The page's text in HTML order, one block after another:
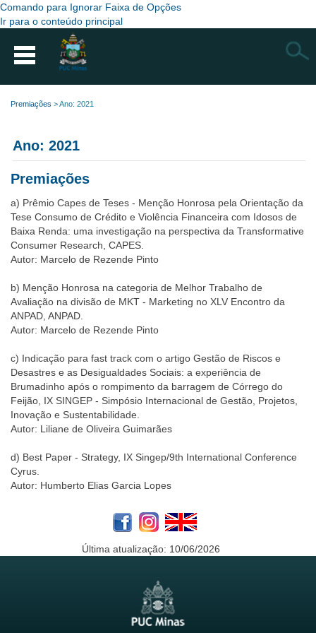
Comando para Ignorar Faixa de Opções
Ir para o conteúdo principal
Premiações >Ano: 2021
Ano: 2021
Premiações
a) Prêmio Capes de Teses - Menção Honrosa pela Orientação da
Tese Consumo de Crédito e Violência Financeira com Idosos de
Baixa Renda: uma investigação na perspectiva da Transformative
Consumer Research, CAPES.
Autor: Marcelo de Rezende Pinto
b) Menção Honrosa na categoria de Melhor Trabalho de
Avaliação na divisão de MKT - Marketing no XLV Encontro da
ANPAD, ANPAD.
Autor: Marcelo de Rezende Pinto
c) Indicação para fast track com o artigo Gestão de Riscos e
Desastres e as Desigualdades Sociais: a experiência de
Brumadinho após o rompimento da barragem de Córrego do
Feijão, IX SINGEP - Simpósio Internacional de Gestão, Projetos,
Inovação e Sustentabilidade.
Autor: Liliane de Oliveira Guimarães
d) Best Paper - Strategy, IX Singep/9th International Conference
Cyrus.
Autor: Humberto Elias Garcia Lopes
Última atualização: 10/06/2026